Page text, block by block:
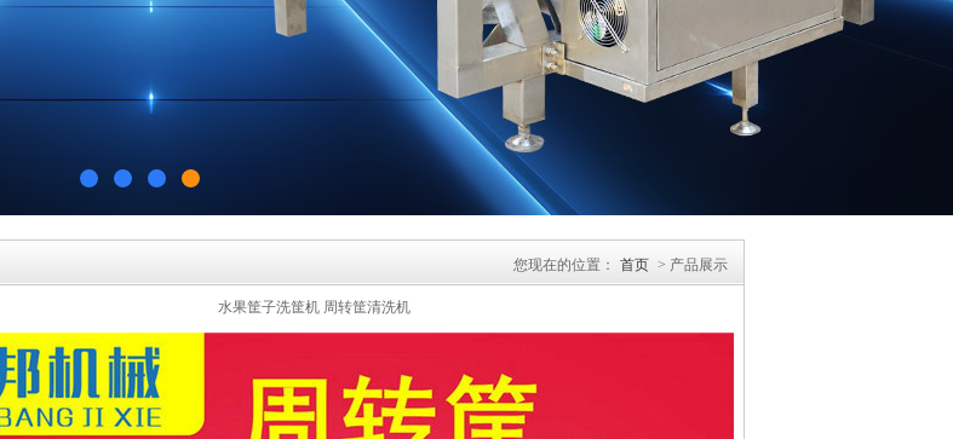
您现在的位置： 首页 > 产品展示
水果筐子洗筐机 周转筐清洗机